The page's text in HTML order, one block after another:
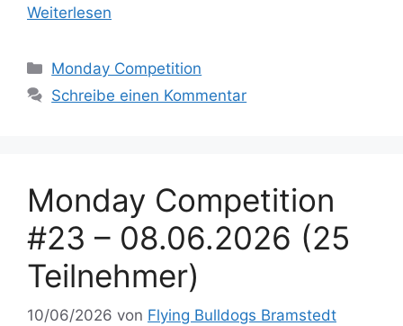
Weiterlesen
Kategorien
Monday Competition
Schreibe einen Kommentar
Monday Competition
#23 – 08.06.2026 (25
Teilnehmer)
10/06/2026 von Flying Bulldogs Bramstedt